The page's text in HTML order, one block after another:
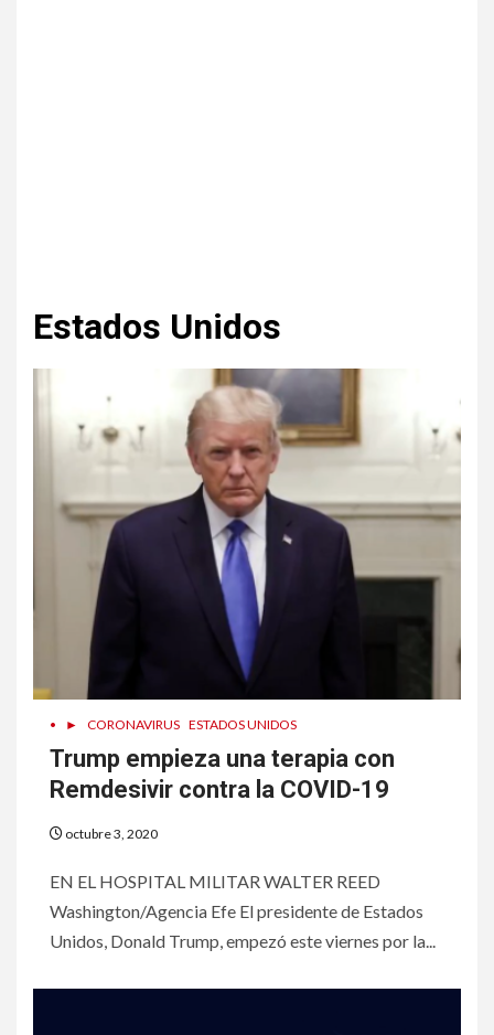
Estados Unidos
• ► CORONAVIRUS ESTADOS UNIDOS
Trump empieza una terapia con
Remdesivir contra la COVID-19
octubre 3, 2020
EN EL HOSPITAL MILITAR WALTER REED
Washington/Agencia Efe El presidente de Estados
Unidos, Donald Trump, empezó este viernes por la...